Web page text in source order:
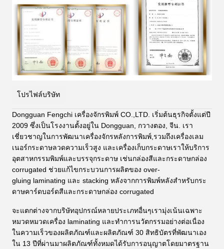
โปรไฟล์บริษัท
Dongguan Fengchi เครื่องจักรพิมพ์ CO.,LTD. เริ่มต้นธุรกิจตั้งแต่ปี
2009 ซึ่งเป็นโรงงานตั้งอยู่ใน Dongguan, กวางตอง, จีน. เรา
เชี่ยวชาญในการพัฒนาเครื่องจักรหลังการพิมพ์,รวมถึงเครื่องเลม
เนอร์กระดาษลวดความเร็วสูง และเครื่องเก็บกระดาษเราให้บริการ
อุตสาหกรรมพิมพ์และบรรจุกระดาษ เช่นกล่องสีและกระดาษกล่อง
corrugated ช่วยแก้ไขกระบวนการผลิตของ over-
gluing laminating และ stacking หลังจากการพิมพ์หลังสําหรับกระ
ดาษคาร์ดบอร์ดสีและกระดาษกล่อง corrugated
จะแตกต่างจากบริษัทอุปกรณ์หลายประเภทอื่นๆเรามุ่งเน้นเฉพาะ
หมวดหมวดเครื่อง laminating และทําการนวัตกรรมอย่างต่อเนื่อง
ในความเร็วของผลิตภัณฑ์และผลิตภัณฑ์ 30 สิทธิบัตรที่พัฒนาเอง
ใน 13 ปีที่ผ่านมาผลิตภัณฑ์ทั้งหมดได้รับการอนุญาตโดยมาตรฐาน